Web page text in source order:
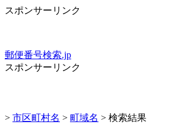
スポンサーリンク
郵便番号検索.jp
スポンサーリンク
> 市区町村名 > 町域名 > 検索結果